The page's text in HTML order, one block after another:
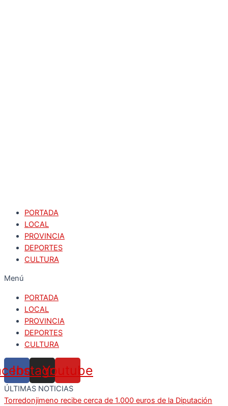
PORTADA
LOCAL
PROVINCIA
DEPORTES
CULTURA
Menú
PORTADA
LOCAL
PROVINCIA
DEPORTES
CULTURA
Instagram
Youtube
ÚLTIMAS NOTICIAS
Torredonjimeno recibe cerca de 1.000 euros de la Diputación